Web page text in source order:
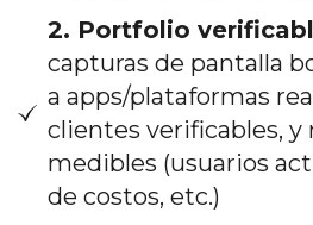
2. Portfolio
capturas de pantalla
a apps/plataformas
clientes verificables, y
medibles (usuarios
de costos, etc.)